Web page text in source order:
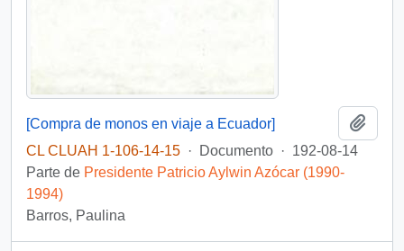
[Compra de monos en viaje a Ecuador]
CL CLUAH 1-106-14-15 · Documento · 192-08-14
Parte de Presidente Patricio Aylwin Azócar (1990-
1994)
Barros, Paulina